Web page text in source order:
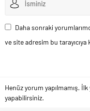
Daha sonraki
ve site adresim bu tarayıcıya
Henüz yorum yapılmamış.
yapabilirsiniz.